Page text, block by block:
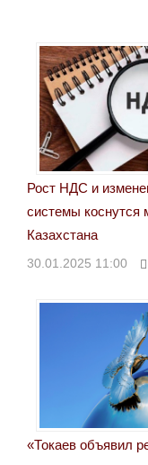
Рост НДС и
системы коснутся
Казахстана
30.01.2025 11:00
«Токаев объявил